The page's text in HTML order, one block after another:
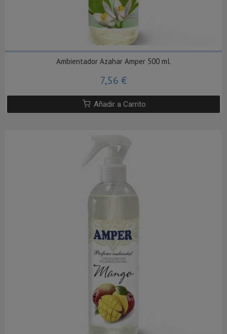
Ambientador Azahar Amper 500 ml.
7,56 €
Añadir a Carrito